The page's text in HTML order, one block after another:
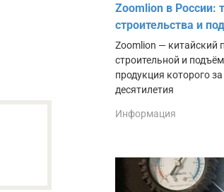
Zoomlion в России:
строительства и
Zoomlion — китайский
строительной и
продукция которого
десятилетия
Информация